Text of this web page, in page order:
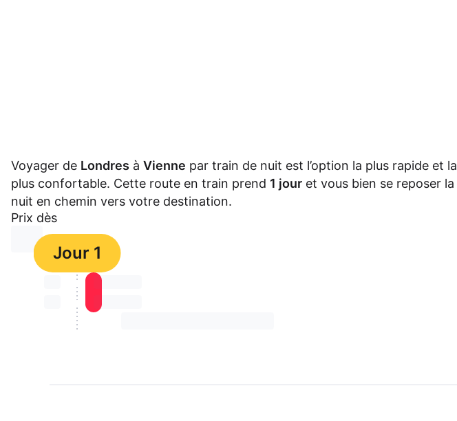
Voyager de Londres à Vienne par train de nuit est l’option la plus rapide et la
plus confortable. Cette route en train prend 1 jour et vous bien se reposer la
nuit en chemin vers votre destination.
Prix dès
⏳⏳
Jour 1
⏳⏳ ⏳ ⏳⏳
⏳⏳ ⏳ ⏳⏳